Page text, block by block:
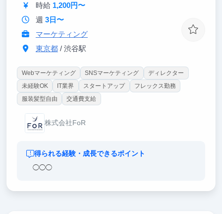
時給 1,200円〜
週 3日〜
マーケティング
東京都/ 渋谷駅
Webマーケティング SNSマーケティング
ディレクター
未経験OK
IT業界 スタートアップ
フレックス勤務
服装髪型自由
交通費支給
株式会社FoR
得られる経験・成長できるポイント
◯◯◯